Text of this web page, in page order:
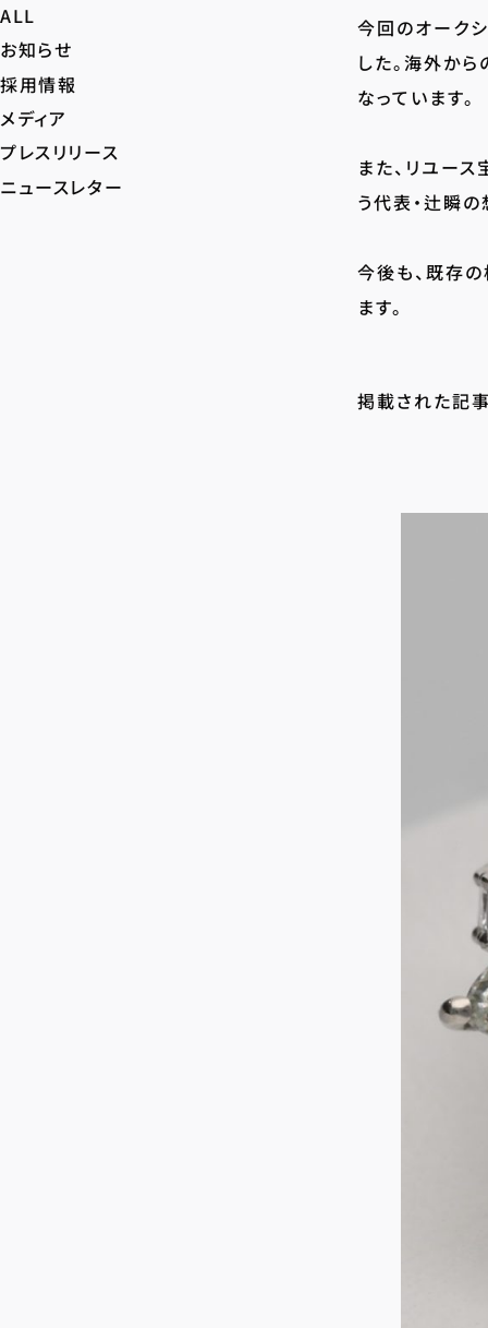
ALL
お知らせ
採用情報
メディア
プレスリリース
ニュースレター
今回のオーク
した。海外か
なっています。
また、リユー
う代表・辻瞬
今後も、既存
ます。
掲載された記